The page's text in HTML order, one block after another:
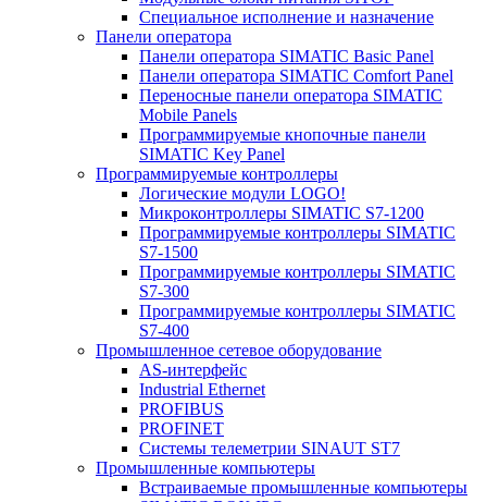
Специальное исполнение и назначение
Панели оператора
Панели оператора SIMATIC Basic Panel
Панели оператора SIMATIC Comfort Panel
Переносные панели оператора SIMATIC
Mobile Panels
Программируемые кнопочные панели
SIMATIC Key Panel
Программируемые контроллеры
Логические модули LOGO!
Микроконтроллеры SIMATIC S7-1200
Программируемые контроллеры SIMATIC
S7-1500
Программируемые контроллеры SIMATIC
S7-300
Программируемые контроллеры SIMATIC
S7-400
Промышленное сетевое оборудование
AS-интерфейс
Industrial Ethernet
PROFIBUS
PROFINET
Системы телеметрии SINAUT ST7
Промышленные компьютеры
Встраиваемые промышленные компьютеры